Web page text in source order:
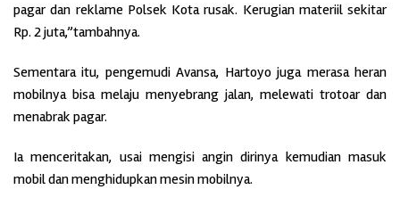
pagar dan reklame Polsek Kota rusak. Kerugian materiil sekitar
Rp. 2 juta,”tambahnya.
Sementara itu, pengemudi Avansa, Hartoyo juga merasa heran
mobilnya bisa melaju menyebrang jalan, melewati trotoar dan
menabrak pagar.
Ia menceritakan, usai mengisi angin dirinya kemudian masuk
mobil dan menghidupkan mesin mobilnya.